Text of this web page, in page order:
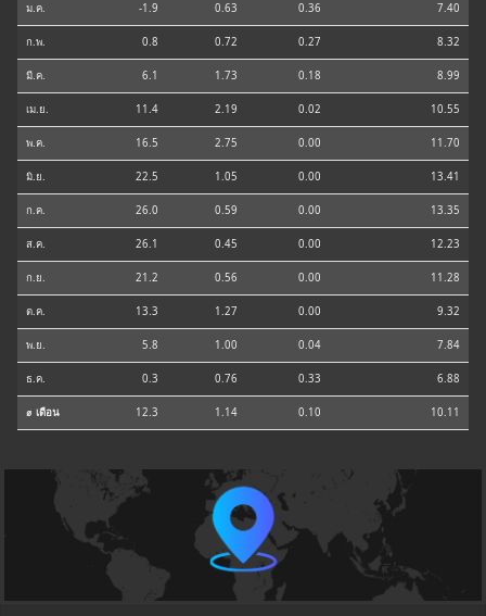
ม.ค. -1.9 0.63 0.36 7.40
ก.พ. 0.8 0.72 0.27 8.32
มี.ค. 6.1 1.73 0.18 8.99
เม.ย. 11.4 2.19 0.02 10.55
พ.ค. 16.5 2.75 0.00 11.70
มิ.ย. 22.5 1.05 0.00 13.41
ก.ค. 26.0 0.59 0.00 13.35
ส.ค. 26.1 0.45 0.00 12.23
ก.ย. 21.2 0.56 0.00 11.28
ต.ค. 13.3 1.27 0.00 9.32
พ.ย. 5.8 1.00 0.04 7.84
ธ.ค. 0.3 0.76 0.33 6.88
⌀ เดือน 12.3 1.14 0.10 10.11